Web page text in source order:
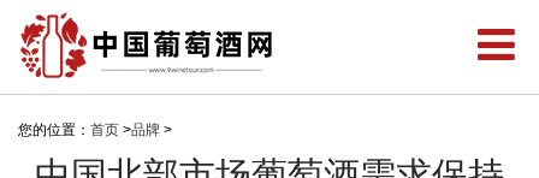
您的位置： 首页 >品牌 >